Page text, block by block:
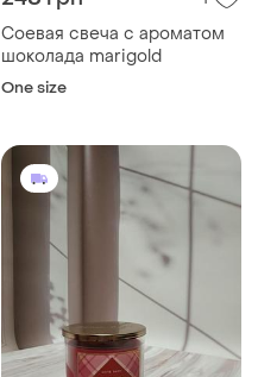
Соевая свеча с ароматом
шоколада marigold
One size